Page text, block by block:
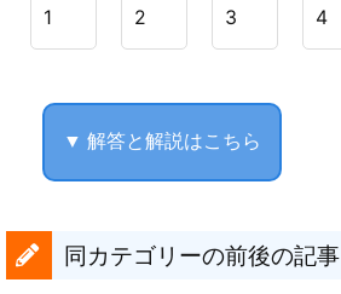
1 2 3 4
▼ 解答と解説はこちら
同カテゴリーの前後の記事